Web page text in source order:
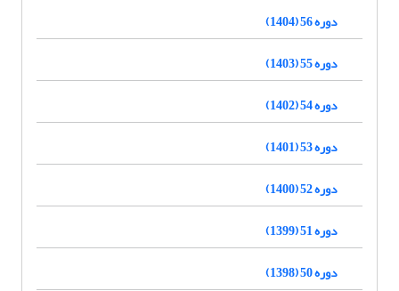
دوره 56 (1404)
دوره 55 (1403)
دوره 54 (1402)
دوره 53 (1401)
دوره 52 (1400)
دوره 51 (1399)
دوره 50 (1398)